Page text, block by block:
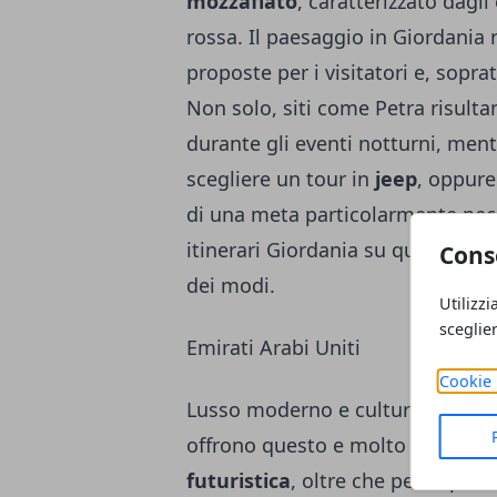
Cookie
rossa. Il paesaggio in
proposte per i visitatori e,
Non solo, siti come Petra
durante gli eventi notturni,
scegliere un tour in jeep,
di una meta particolarmente
itinerari Giordania su questo
dei modi.
Emirati Arabi Uniti
Lusso moderno e cultura
offrono questo e molto di più.
futuristica, oltre che per la